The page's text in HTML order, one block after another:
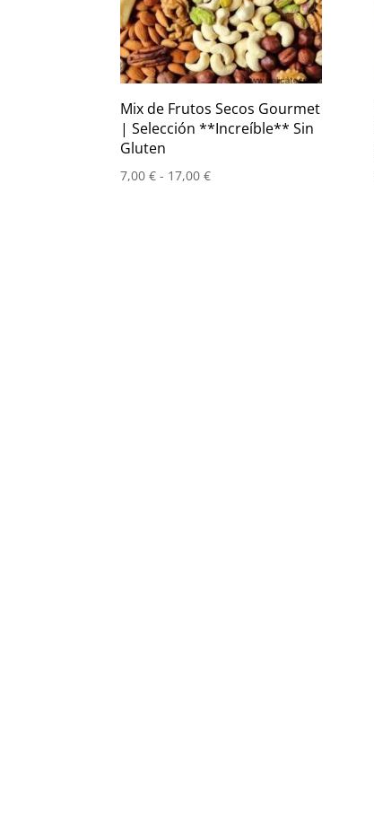
Mix de Frutos Secos Gourmet
| Selección **Increíble** Sin
Gluten
7,00€ - 17,00€Rango